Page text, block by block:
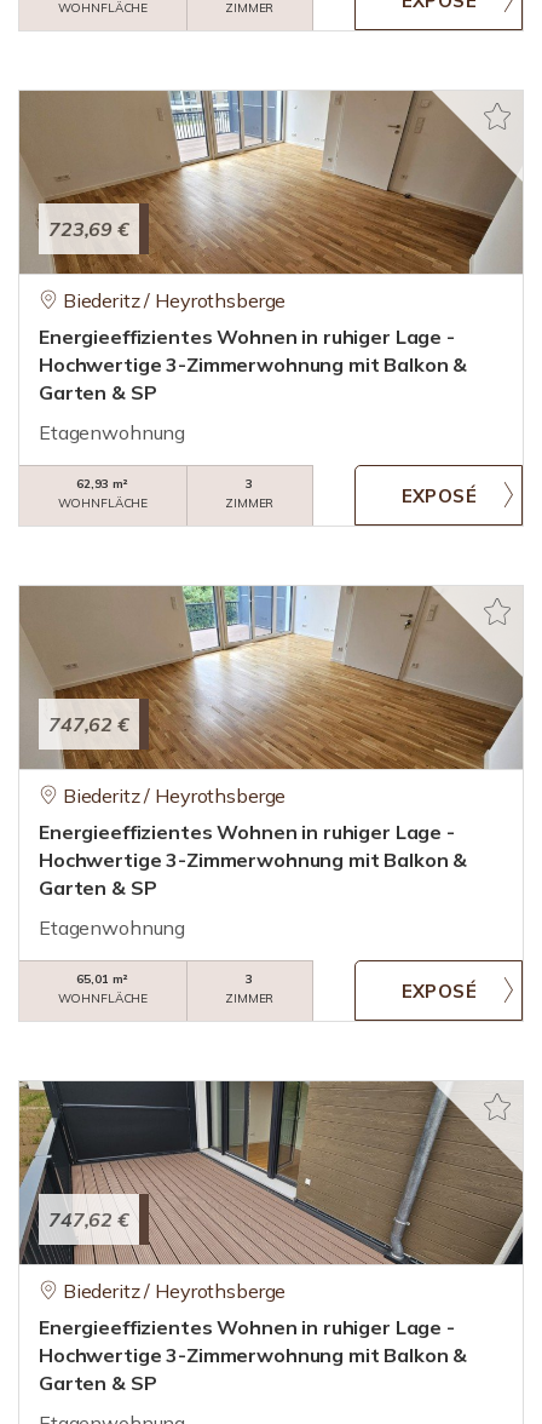
WOHNFLÄCHE ZIMMER
723,69 €
Biederitz / Heyrothsberge
Energieeffizientes Wohnen in ruhiger Lage -
Hochwertige 3-Zimmerwohnung mit Balkon &
Garten & SP
Etagenwohnung
62,93 m²
WOHNFLÄCHE
3
ZIMMER
747,62 €
Biederitz / Heyrothsberge
Energieeffizientes Wohnen in ruhiger Lage -
Hochwertige 3-Zimmerwohnung mit Balkon &
Garten & SP
Etagenwohnung
65,01 m²
WOHNFLÄCHE
3
ZIMMER
747,62 €
Biederitz / Heyrothsberge
Energieeffizientes Wohnen in ruhiger Lage -
Hochwertige 3-Zimmerwohnung mit Balkon &
Garten & SP